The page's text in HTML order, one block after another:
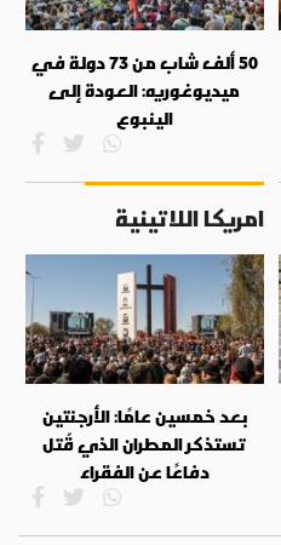
50 ألف شاب من 73 دولة في
ميديوغوريه: العودة إلى
الينبوع
امريكا اللاتينية
بعد خمسين عامًا: الأرجنتين
تستذكر المطران الذي قُتل
دفاعًا عن الفقراء